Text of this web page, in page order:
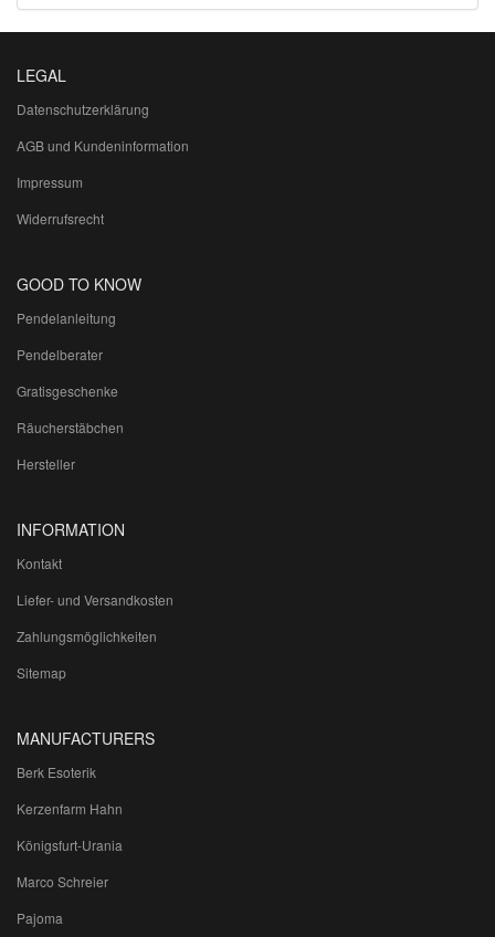
LEGAL
Datenschutzerklärung
AGB und Kundeninformation
Impressum
Widerrufsrecht
GOOD TO KNOW
Pendelanleitung
Pendelberater
Gratisgeschenke
Räucherstäbchen
Hersteller
INFORMATION
Kontakt
Liefer- und Versandkosten
Zahlungsmöglichkeiten
Sitemap
MANUFACTURERS
Berk Esoterik
Kerzenfarm Hahn
Königsfurt-Urania
Marco Schreier
Pajoma